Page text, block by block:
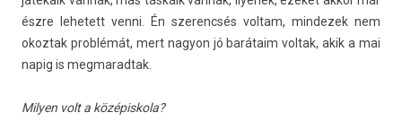
észre lehetett venni. Én szerencsés vol­tam, min­dezek nem
okoz­tak problémát, mert nagyon jó barátaim vol­tak, akik a mai
napig is meg­marad­tak.
Mily­en volt a középis­kola?